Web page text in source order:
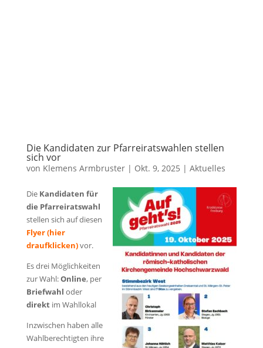
Die Kandidaten zur Pfarreiratswahlen stellen
sich vor
von Klemens Armbruster| Okt. 9, 2025 | Aktuelles
Die Kandidaten für
die Pfarreiratswahl
stellen sich auf diesen
Flyer (hier
draufklicken)vor.
Es drei Möglichkeiten
zur Wahl:Online, per
Briefwahl oder
direktim Wahllokal
Inzwischen haben alle
Wahlberechtigten ihre